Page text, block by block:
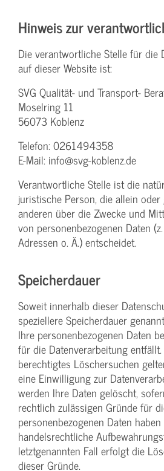
Hinweis zur
Die verantwortliche Stelle für die
auf dieser Website ist:
SVG Qualität- und Transport-
Moselring 11
56073 Koblenz
Telefon: 0261494358
E-Mail: info@svg-koblenz.de
Verantwortliche Stelle ist die
juristische Person, die allein
anderen über die Zwecke und
von personenbezogenen Daten
Adressen o. Ä.) entscheidet.
Speicherdauer
Soweit innerhalb dieser
speziellere Speicherdauer
Ihre personenbezogenen Daten
für die Datenverarbeitung entfällt.
berechtigtes Löschersuchen
eine Einwilligung zur
werden Ihre Daten gelöscht,
rechtlich zulässigen Gründe für
personenbezogenen Daten
handelsrechtliche
letztgenannten Fall erfolgt die
dieser Gründe.